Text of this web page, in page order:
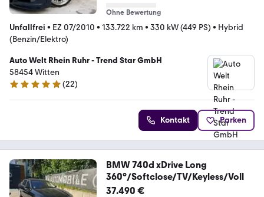
Ohne Bewertung
Unfallfrei • EZ 07/2010 • 133.722 km • 330 kW (449 PS) • Hybrid
(Benzin/Elektro)
Auto Welt Rhein Ruhr - Trend Star GmbH
58454 Witten
4.9 Sterne
(22)
Kontakt Parken
BMW 740d xDrive Long
360°/Softclose/TV/Keyless/Voll
37.490 €